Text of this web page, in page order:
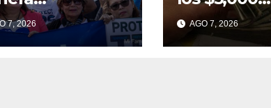
permisos de
de
7, 2026
millones al
del primer
semestre
AGO 7, 2026